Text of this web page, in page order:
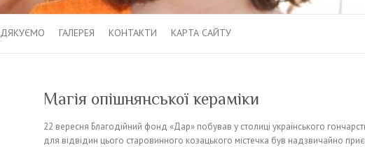
ДЯКУЄМО ГАЛЕРЕЯ КОНТАКТИ КАРТА САЙТУ
Магія опішнянської кераміки
22 вересня Благодійний фонд «Дар» побував у столиці українського
для відвідин цього старовинного козацького містечка був надзвичайно